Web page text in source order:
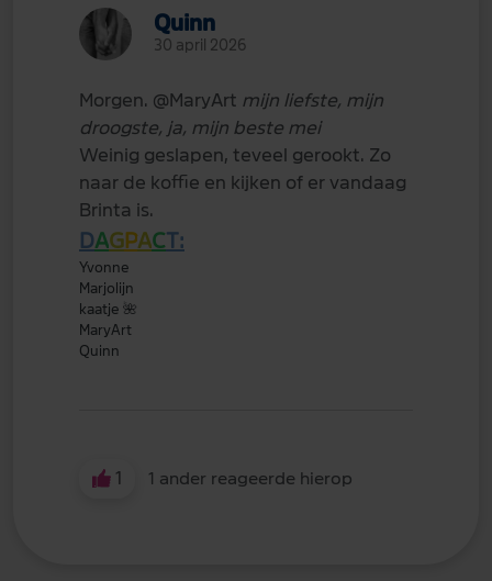
Quinn
30 april 2026
Morgen. @MaryArt mijn liefste, mijn
droogste, ja, mijn beste mei
Weinig geslapen, teveel gerookt. Zo
naar de koffie en kijken of er vandaag
Brinta is.
DAG PACT:
Yvonne
Marjolijn
kaatje 🌺
MaryArt
Quinn
1 1 ander reageerde hierop